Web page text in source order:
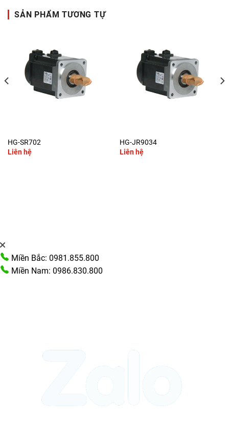
SẢN PHẨM TƯƠNG TỰ
HG-SR702
Liên hệ
HG-JR9034
Liên hệ
Miền Bắc: 0981.855.800
Miền Nam: 0986.830.800